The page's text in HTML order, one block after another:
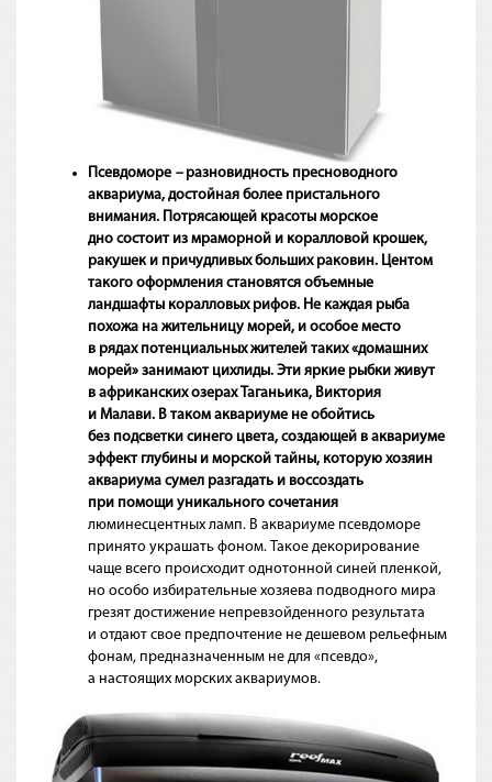
Псевдоморе – разновидность пресноводного
аквариума, достойная более пристального
внимания. Потрясающей красоты морское
дно состоит из мраморной и коралловой крошек,
ракушек и причудливых больших раковин. Центом
такого оформления становятся объемные
ландшафты коралловых рифов. Не каждая рыба
похожа на жительницу морей, и особое место
в рядах потенциальных жителей таких «домашних
морей» занимают цихлиды. Эти яркие рыбки живут
в африканских озерах Таганьика, Виктория
и Малави. В таком аквариуме не обойтись
без подсветки синего цвета, создающей в аквариуме
эффект глубины и морской тайны, которую хозяин
аквариума сумел разгадать и воссоздать
при помощи уникального сочетания
люминесцентных ламп. В аквариуме псевдоморе
принято украшать фоном. Такое декорирование
чаще всего происходит однотонной синей пленкой,
но особо избирательные хозяева подводного мира
грезят достижение непревзойденного результата
и отдают свое предпочтение не дешевом рельефным
фонам, предназначенным не для «псевдо»,
а настоящих морских аквариумов.